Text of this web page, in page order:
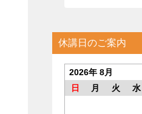
休講日のご案内
2026年 8月
日
月 火 水